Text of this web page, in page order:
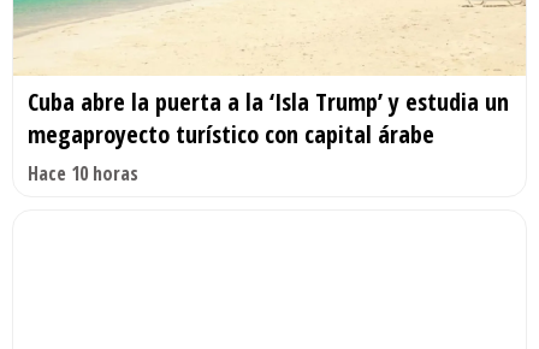
Cuba abre la puerta a la ‘Isla Trump’ y estudia un
megaproyecto turístico con capital árabe
Hace 10 horas